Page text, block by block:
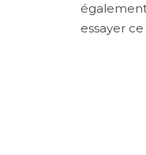
essayer